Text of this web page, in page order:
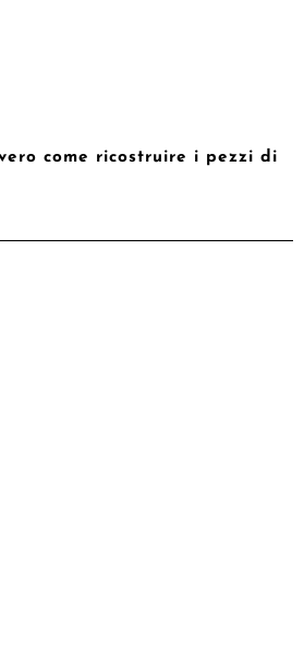
come ricostruire i pezzi di